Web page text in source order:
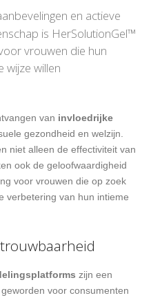
en actieve
is HerSolutionGel™
vrouwen die hun
wijze willen
van invloedrijke
gezondheid en welzijn.
niet alleen de effectiviteit van
ook de geloofwaardigheid
voor vrouwen die op zoek
verbetering van hun intieme
zijn een
voor consumenten